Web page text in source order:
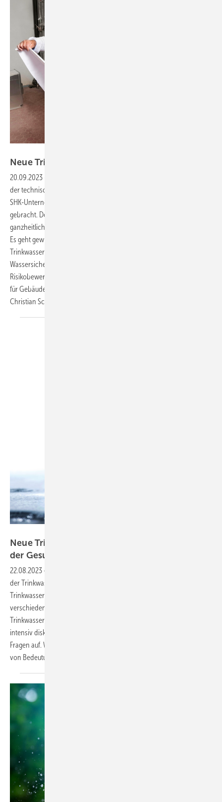
Neue TrinkwV hebt das WSP-Konzept
20.09.2023
der technischen Gebäudeausrüstung und damit der Fachplaner und
SHK-Unternehmen nur wenige grundlegende Veränderungen
gebracht. Dennoch steht sie für einen Paradigmenwechsel: die
ganzheitliche Betrachtung des Wasserwegs bis zum Übergabepunkt.
Es geht gewissermaßen um eine „Sektorkopplung zum Erhalt der
Trinkwasserhygiene“ mit dem Water Safety Plan bzw.
Wassersicherheitsplan (WSP) als wirkungsvollem Werkzeug zur
Risikobewertung und -vorsorge. Warum sich ein WSP-Konzept auch
für Gebäude empfiehlt und was dafür notwendig ist, beschreibt Dr.
Christian Schauer.
Neue TrinkwV: Strengere Regeln zum Schutz
der Gesundheit
22.08.2023 -
der Trinkwasserverordnung (TrinkwV) in Kraft. Die neue
Trinkwasserverordnung umfasst 72 Paragrafen und setzt
verschiedene Anforderungen der seit 2021 geltenden EU-
Trinkwasserrichtlinie um. Bereits im Vorfeld wurde sie in Fachkreisen
intensiv diskutiert, die verabschiedete Version wirft jedoch weiterhin
Fragen auf. Welche Neuerungen insbesondere für SHK-Unternehmen
von Bedeutung sind, erläutert Arnd